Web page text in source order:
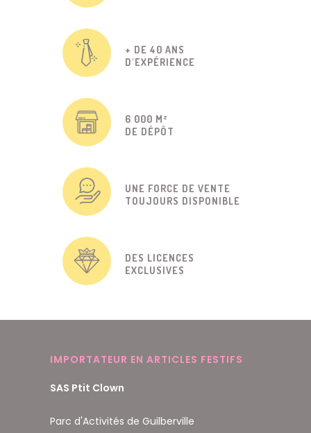
+ DE 40 ANS
D'EXPÉRIENCE
6 000 M²
DE DÉPÔT
UNE FORCE DE VENTE
TOUJOURS DISPONIBLE
DES LICENCES
EXCLUSIVES
IMPORTATEUR EN ARTICLES FESTIFS
SAS Ptit Clown
Parc d'Activités de Guilberville